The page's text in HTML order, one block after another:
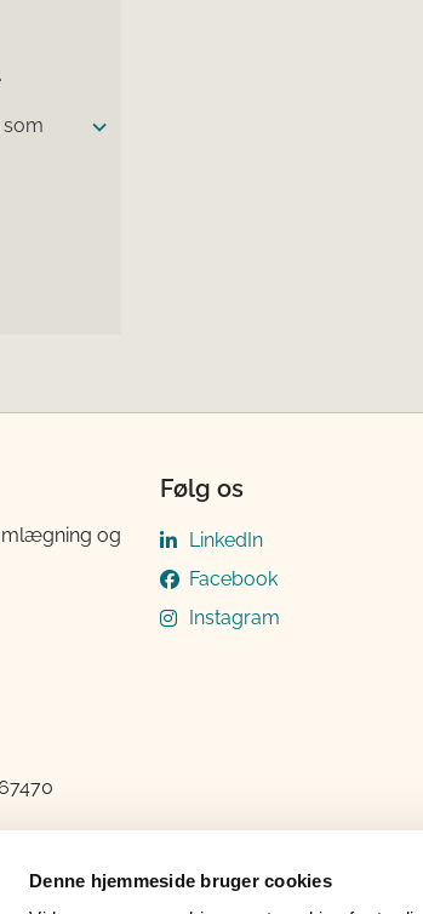
Denne hjemmeside bruger cookies
og
Følg os
LinkedIn
Facebook
Instagram